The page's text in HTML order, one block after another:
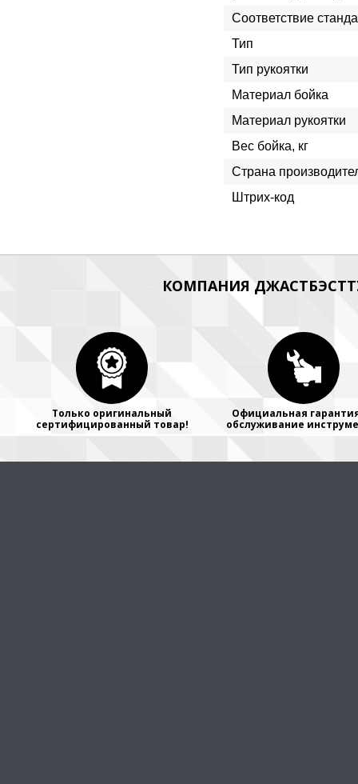
Соответствие
Тип
Тип рукоятки
Материал бойка
Материал рукоятки
Вес бойка, кг
Страна
Штрих-код
КОМПАНИЯ
Только оригинальный
сертифицированный товар!
Официальная
обслуживание